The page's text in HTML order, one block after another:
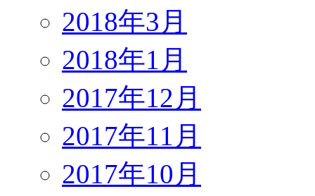
2018年3月
2018年1月
2017年12月
2017年11月
2017年10月